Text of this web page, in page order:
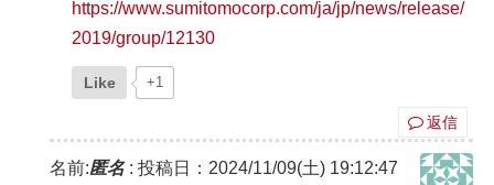
https://www.sumitomocorp.com/ja/jp/news/release/
2019/group/12130
Like +1
返信
名前:匿名: 投稿日：2024/11/09(土) 19:12:47